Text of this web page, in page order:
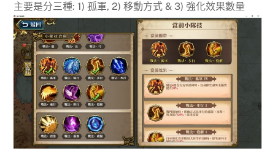
主要是分三種: 1) 孤軍, 2) 移動方式 & 3) 強化效果數量